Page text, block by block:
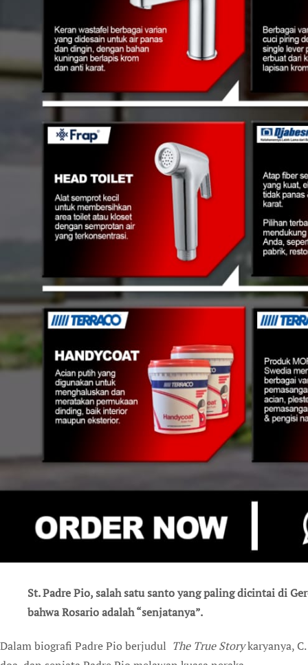
St. Padre Pio, salah satu santo yang paling dicintai di
bahwa Rosario adalah “senjatanya”.
Dalam biografi Padre Pio berjudul The True Storykaryanya,